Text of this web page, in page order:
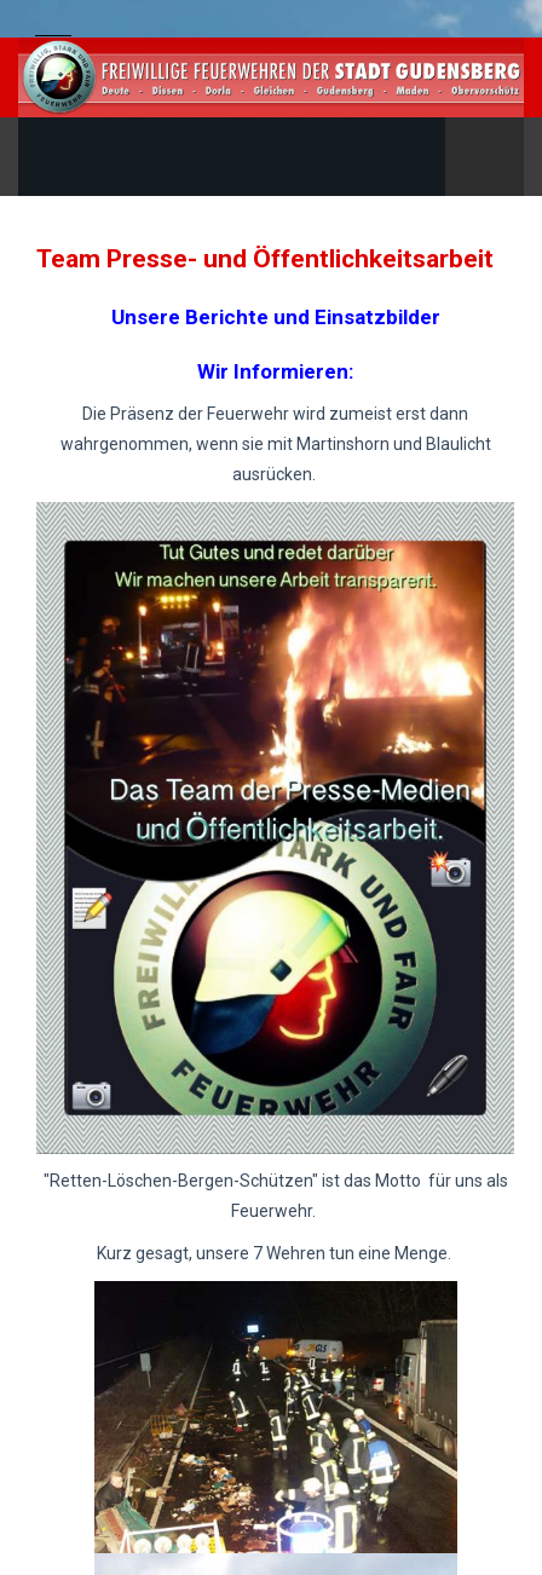
Team Presse- und Öffentlichkeitsarbeit
Unsere Berichte und Einsatzbilder
Wir Informieren:
Die Präsenz der Feuerwehr wird zumeist erst dann
wahrgenommen, wenn sie mit Martinshorn und Blaulicht
ausrücken.
"Retten-Löschen-Bergen-Schützen" ist das Motto für uns als
Feuerwehr.
Kurz gesagt, unsere 7 Wehren tun eine Menge.